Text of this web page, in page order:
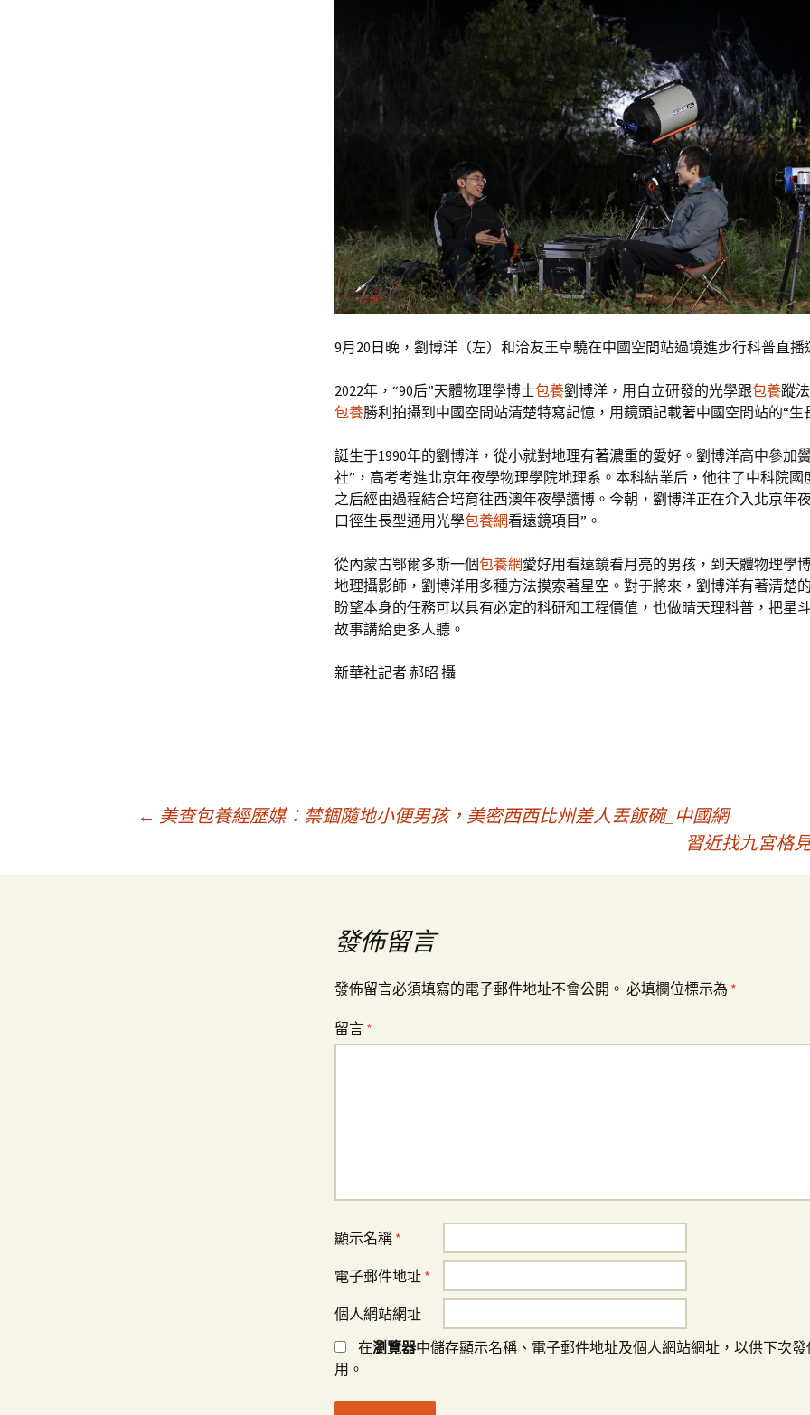
9月20日晚，劉博洋（左）和洽友王卓驍在中國空間站過境進步行科普直播
2022年，“90后”天體物理學博士包養劉博洋，用自立研發的光學跟包養蹤
包養勝利拍攝到中國空間站清楚特寫記憶，用鏡頭記載著中國空間站的“生
誕生于1990年的劉博洋，從小就對地理有著濃重的愛好。劉博洋高中參加
社”，高考考進北京年夜學物理學院地理系。本科結業后，他往了中科院國
之后經由過程結合培育往西澳年夜學讀博。今朝，劉博洋正在介入北京年
口徑生長型通用光學包養網看遠鏡項目”。
從內蒙古鄂爾多斯一個包養網愛好用看遠鏡看月亮的男孩，到天體物理學
地理攝影師，劉博洋用多種方法摸索著星空。對于將來，劉博洋有著清楚
盼望本身的任務可以具有必定的科研和工程價值，也做晴天理科普，把星
故事講給更多人聽。
新華社記者 郝昭 攝
章
← 美查包養經歷媒：禁錮隨地小便男孩，美密西西比州差人丟飯碗_中國網
習近找九宮格
發佈留言
發佈留言必須填寫的電子郵件地址不會公開。 必填欄位標示為 *
留言 *
顯示名稱 *
電子郵件地址 *
個人網站網址
在瀏覽器中儲存顯示名稱、電子郵件地址及個人網站網址，以供下次
用。